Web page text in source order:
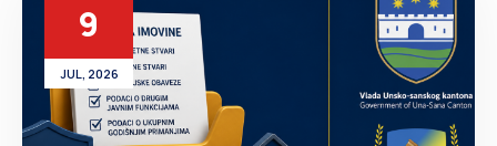
9
JUL, 2026